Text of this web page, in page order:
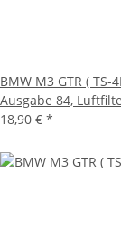
BMW M3 GTR (
Ausgabe 84,
18,90 € *